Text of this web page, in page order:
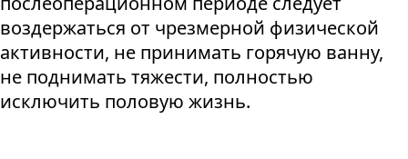
воздержаться от чрезмерной физической
активности, не принимать горячую ванну,
не поднимать тяжести, полностью
исключить половую жизнь.